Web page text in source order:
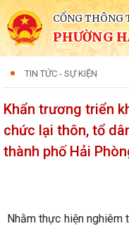
CỔNG THÔNG
PHƯỜNG
TIN TỨC - SỰ KIỆN
Khẩn trương triển
chức lại thôn, tổ
thành phố Hải
Nhằm thực hiện nghiêm